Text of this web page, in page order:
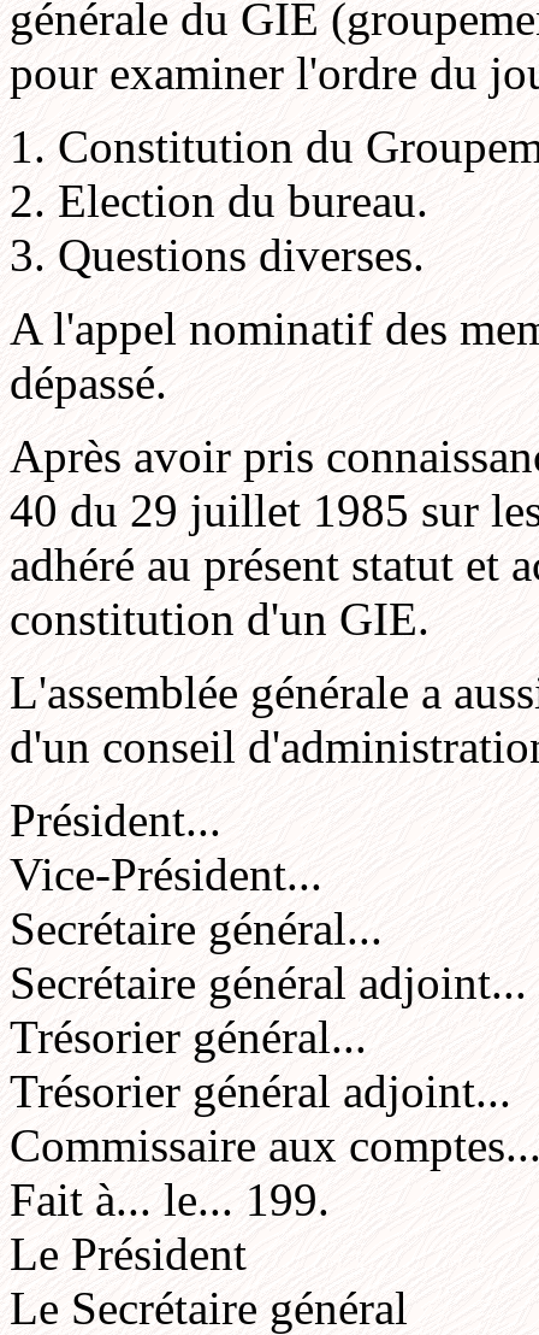
générale du GIE
pour examiner l'ordre du
Constitution du
Election du bureau.
Questions diverses.
A l'appel nominatif des
dépassé.
Après avoir pris
40 du 29 juillet 1985 sur
adhéré au présent statut et
constitution d'un GIE.
L'assemblée générale a
d'un conseil
Président...
Vice-Président...
Secrétaire général...
Secrétaire général adjoint...
Trésorier général...
Trésorier général adjoint...
Commissaire aux
Fait à... le... 199.
Le Président
Le Secrétaire général